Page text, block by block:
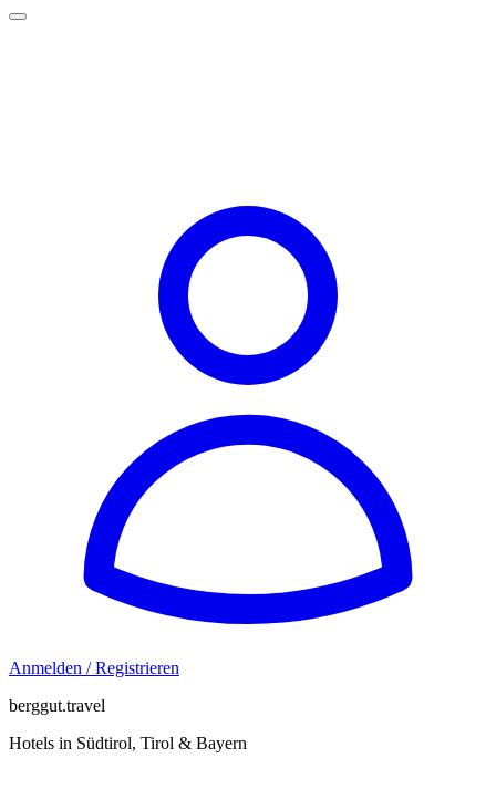
Anmelden / Registrieren
berggut.travel
Hotels in Südtirol, Tirol & Bayern